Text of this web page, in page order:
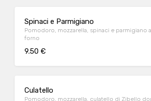
Spinaci e Parmigiano
Pomodoro, mozzarella, spinaci e parmigiano
forno
9.50 €
Culatello
Pomodoro, mozzarella, culatello di Zibello